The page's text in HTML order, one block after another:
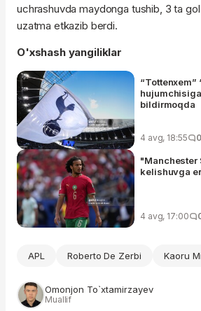
uchrashuvda maydonga tushib, 3 ta
uzatma etkazib berdi.
O'xshash yangiliklar
“Tottenxem”
bildirmoqda
4 avg, 18:55 0
"Manchester
kelishuvga
4 avg, 17:00
APL Roberto De Zerbi Kaoru
Omonjon To`xtamirzayev
Muallif